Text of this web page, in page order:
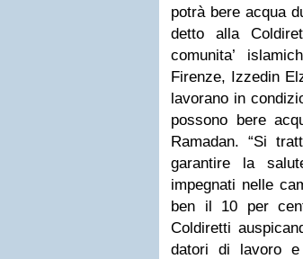
potrà bere acqua
detto alla
comunita’
Firenze, Izzedin
lavorano in
possono bere
Ramadan. “Si
garantire la
impegnati nelle
ben il 10 per
Coldiretti
datori di lavoro